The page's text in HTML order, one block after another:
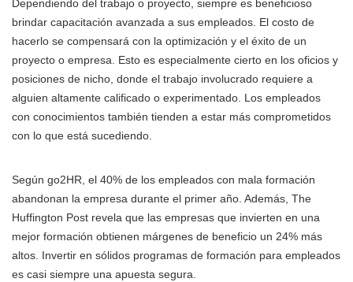
Dependiendo del trabajo o proyecto, siempre es beneficioso
brindar capacitación avanzada a sus empleados. El costo de
hacerlo se compensará con la optimización y el éxito de un
proyecto o empresa. Esto es especialmente cierto en los oficios y
posiciones de nicho, donde el trabajo involucrado requiere a
alguien altamente calificado o experimentado. Los empleados
con conocimientos también tienden a estar más comprometidos
con lo que está sucediendo.
Según go2HR, el 40% de los empleados con mala formación
abandonan la empresa durante el primer año. Además, The
Huffington Post revela que las empresas que invierten en una
mejor formación obtienen márgenes de beneficio un 24% más
altos. Invertir en sólidos programas de formación para empleados
es casi siempre una apuesta segura.